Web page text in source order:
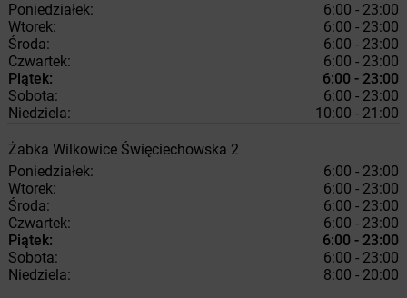
Poniedziałek:
6:00 - 23:00
Wtorek:
6:00 - 23:00
Środa:
6:00 - 23:00
Czwartek:
6:00 - 23:00
Piątek:
6:00 - 23:00
Sobota:
6:00 - 23:00
Niedziela:
10:00 - 21:00
Żabka Wilkowice Święciechowska 2
Poniedziałek:
6:00 - 23:00
Wtorek:
6:00 - 23:00
Środa:
6:00 - 23:00
Czwartek:
6:00 - 23:00
Piątek:
6:00 - 23:00
Sobota:
6:00 - 23:00
Niedziela:
8:00 - 20:00